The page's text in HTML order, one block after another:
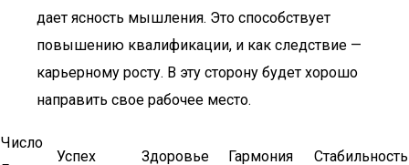
дает ясность мышления. Это способствует
повышению квалификации, и как следствие —
карьерному росту. В эту сторону будет хорошо
направить свое рабочее место.
Число
Успех Здоровье Гармония Стабильность